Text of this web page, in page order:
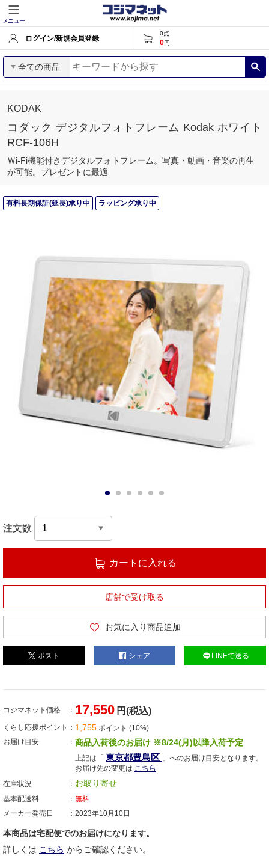
メニュー
ログイン/新規会員登録
0点
0円
全ての商品
KODAK
コダック デジタルフォトフレーム Kodak ホワイト
RCF-106H
Ｗi-Fi機能付きデジタルフォトフレーム。写真・動画・音楽の再生
が可能。プレゼントに最適
有料長期保証(延長)承り中 ラッピング承り中
注文数
カートに入れる
店舗で受け取る
お気に入り商品追加
ポスト シェア LINEで送る
コジマネット価格 17,550 円(税込)
くらし応援ポイント 1,755 ポイント (10%)
お届け目安
商品入荷後のお届け ※8/24(月)以降入荷予定
上記は「 東京都豊島区 」へのお届け目安となります。
お届け先の変更は こちら
在庫状況
お取り寄せ
基本配送料
無料
メーカー発売日
2023年10月10日
本商品は宅配便でのお届けになります。
詳しくは こちら からご確認ください。